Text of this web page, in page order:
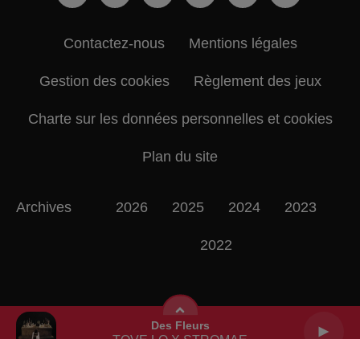
Des Fleurs
Contactez-nous Mentions légales
Gestion des cookies Règlement des jeux
Charte sur les données personnelles et cookies
Plan du site
Archives 2026 2025 2024 2023
2022